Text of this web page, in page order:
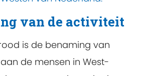
van de activiteit
is de benaming van
de mensen in West-